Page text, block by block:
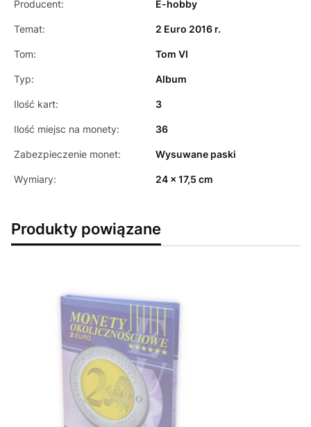
Producent: E-hobby
Temat: 2 Euro 2016 r.
Tom: Tom VI
Typ: Album
Ilość kart: 3
Ilość miejsc na monety: 36
Zabezpieczenie monet: Wysuwane paski
Wymiary: 24 x 17,5 cm
Produkty powiązane